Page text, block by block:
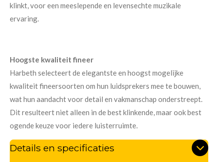
klinkt, voor een meeslepende en levensechte muzikale
ervaring.
Hoogste kwaliteit fineer
Harbeth selecteert de elegantste en hoogst mogelijke
kwaliteit fineersoorten om hun luidsprekers mee te bouwen,
wat hun aandacht voor detail en vakmanschap onderstreept.
Dit resulteert niet alleen in de best klinkende, maar ook best
ogende keuze voor iedere luisterruimte.
Details en specificaties